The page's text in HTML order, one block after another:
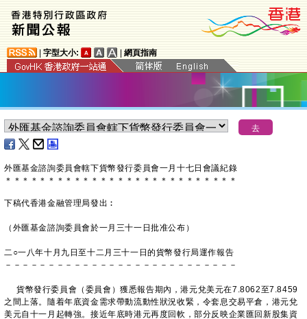
字型大小: 網頁指南
外匯基金諮詢委員會轄下貨幣發行委員會一月十七日會議紀錄
＊ ＊ ＊ ＊ ＊ ＊ ＊ ＊ ＊ ＊ ＊ ＊ ＊ ＊ ＊ ＊ ＊ ＊ ＊ ＊ ＊ ＊ ＊ ＊ ＊ ＊ ＊
下稿代香港金融管理局發出︰
（外匯基金諮詢委員會於一月三十一日批准公布）
二○一八年十月九日至十二月三十一日的貨幣發行局運作報告
－－－－－－－－－－－－－－－－－－－－－－－－－－－
貨幣發行委員會（委員會）獲悉報告期內，港元兌美元在7.8062至7.8459
之間上落。隨着年底資金需求帶動流動性狀況收緊，令套息交易平倉，港元兌
美元自十一月起轉強。接近年底時港元再度回軟，部分反映企業匯回新股集資